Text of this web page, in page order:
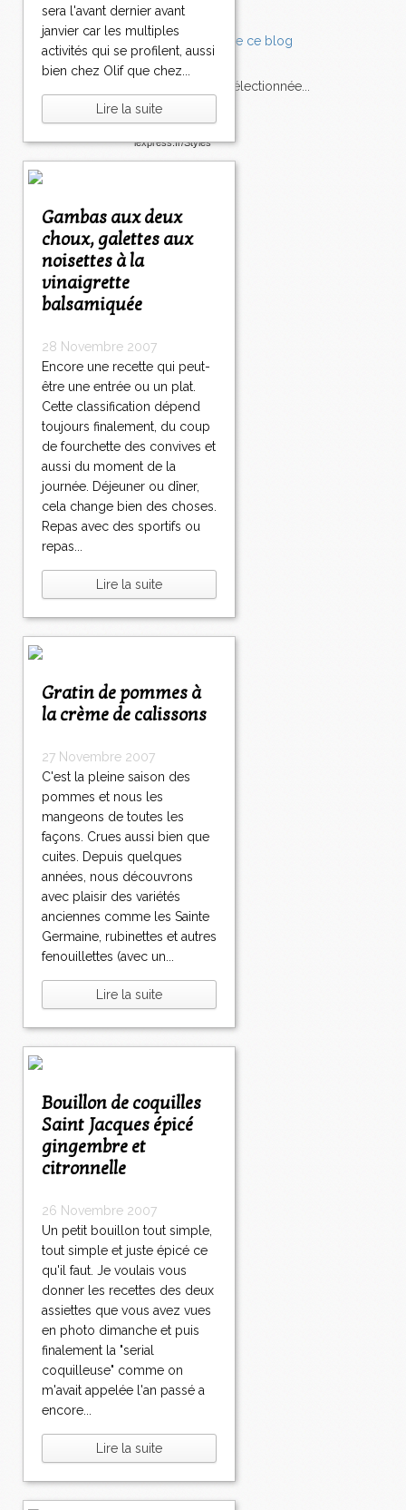
sera l'avant dernier avant
janvier car les multiples
activités qui se profilent, aussi
bien chez Olif que chez...
Lire la suite
Gambas aux deux
choux, galettes aux
noisettes à la
vinaigrette
balsamiquée
28 Novembre 2007
Encore une recette qui peut-
être une entrée ou un plat.
Cette classification dépend
toujours finalement, du coup
de fourchette des convives et
aussi du moment de la
journée. Déjeuner ou dîner,
cela change bien des choses.
Repas avec des sportifs ou
repas...
Lire la suite
Gratin de pommes à
la crème de calissons
27 Novembre 2007
C'est la pleine saison des
pommes et nous les
mangeons de toutes les
façons. Crues aussi bien que
cuites. Depuis quelques
années, nous découvrons
avec plaisir des variétés
anciennes comme les Sainte
Germaine, rubinettes et autres
fenouillettes (avec un...
Lire la suite
Bouillon de coquilles
Saint Jacques épicé
gingembre et
citronnelle
26 Novembre 2007
Un petit bouillon tout simple,
tout simple et juste épicé ce
qu'il faut. Je voulais vous
donner les recettes des deux
assiettes que vous avez vues
en photo dimanche et puis
finalement la "serial
coquilleuse" comme on
m'avait appelée l'an passé a
encore...
Lire la suite
L'Express style m'a sélectionnée...
lexpress.fr/Styles